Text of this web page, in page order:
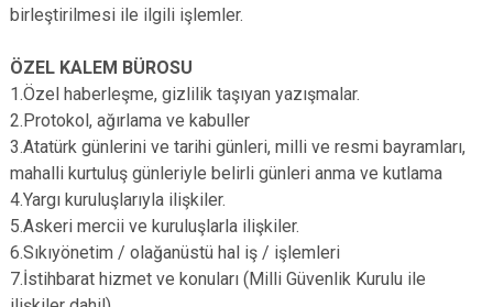
birleştirilmesi ile ilgili işlemler.
ÖZEL KALEM BÜROSU
1.Özel haberleşme, gizlilik taşıyan yazışmalar.
2.Protokol, ağırlama ve kabuller
3.Atatürk günlerini ve tarihi günleri, milli ve resmi bayramları,
mahalli kurtuluş günleriyle belirli günleri anma ve kutlama
4.Yargı kuruluşlarıyla ilişkiler.
5.Askeri mercii ve kuruluşlarla ilişkiler.
6.Sıkıyönetim / olağanüstü hal iş / işlemleri
7.İstihbarat hizmet ve konuları (Milli Güvenlik Kurulu ile